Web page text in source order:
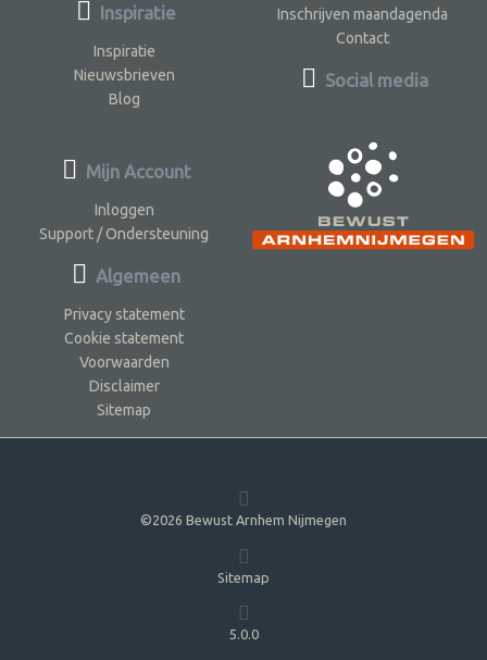
Inspiratie
Inspiratie
Nieuwsbrieven
Blog
Inschrijven maandagenda
Contact
Social media
Mijn Account
Inloggen
Support / Ondersteuning
Algemeen
Privacy statement
Cookie statement
Voorwaarden
Disclaimer
Sitemap
©2026 Bewust Arnhem Nijmegen
Sitemap
5.0.0